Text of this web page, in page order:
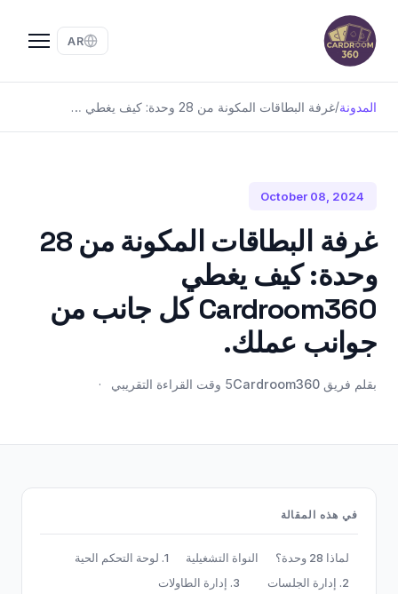
AR
المدونة/ غرفة البطاقات المكونة من 28 وحدة: كيف يغطي Cardroom360 كل جانب من جوانب عملك.
October 08, 2024
غرفة البطاقات المكونة من 28
وحدة: كيف يغطي
Cardroom360 كل جانب من
جوانب عملك.
بقلم فريق Cardroom360 5 وقت القراءة التقريبي
في هذه المقالة
لماذا 28 وحدة؟ النواة التشغيلية
1. لوحة التحكم الحية
2. إدارة الجلسات
3. إدارة الطاولات